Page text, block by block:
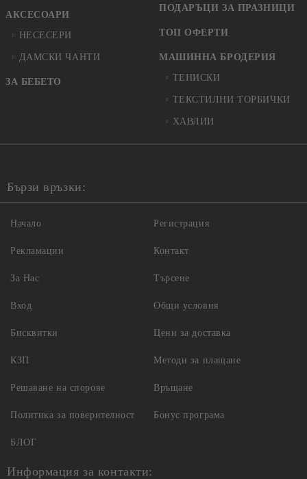
АКСЕСОАРИ
НЕСЕСЕРИ
ДАМСКИ ЧАНТИ
ЗА БЕБЕТО
ПОДАРЪЦИ ЗА ПРАЗНИЦИ
ТОП ОФЕРТИ
МАШИННА БРОДЕРИЯ
ТЕНИСКИ
ТЕКСТИЛНИ ТОРБИЧКИ
ХАВЛИИ
Бързи връзки:
Начало
Рекламации
За Нас
Вход
Регистрация
Контакт
Търсене
Общи условия
Бисквитки
КЗП
Решаване на спорове
Политика за поверителност
Цени за доставка
Методи за плащане
Връщане
Бонус програма
БЛОГ
Информация за контакти: